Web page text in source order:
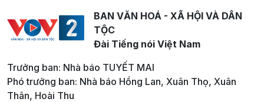
BAN VĂN HOÁ - XÃ HỘI VÀ DÂN
TỘC
Đài Tiếng nói Việt Nam
Trưởng ban: Nhà báo TUYẾT MAI
Phó trưởng ban: Nhà báo Hồng Lan, Xuân Thọ, Xuân
Thân, Hoài Thu